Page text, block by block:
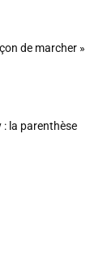
de marcher »
: la parenthèse